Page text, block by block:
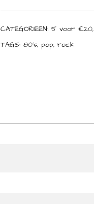
CATEGORIEËN: 5 voor €20
TAGS: 80's, pop, rock